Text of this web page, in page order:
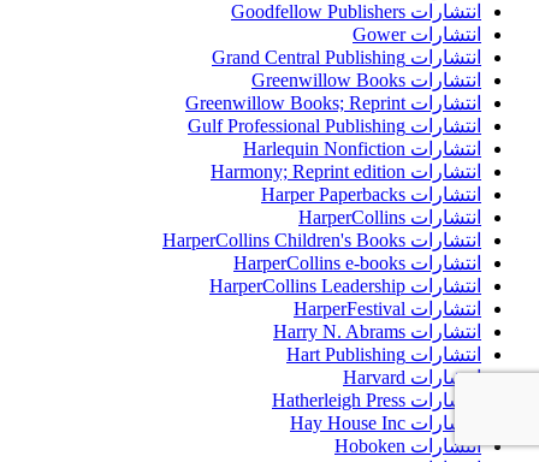
انتشارات Goodfellow Publishers
انتشارات Gower
انتشارات Grand Central Publishing
انتشارات Greenwillow Books
انتشارات Greenwillow Books; Reprint
انتشارات Gulf Professional Publishing
انتشارات Harlequin Nonfiction
انتشارات Harmony; Reprint edition
انتشارات Harper Paperbacks
انتشارات HarperCollins
انتشارات HarperCollins Children's Books
انتشارات HarperCollins e-books
انتشارات HarperCollins Leadership
انتشارات HarperFestival
انتشارات Harry N. Abrams
انتشارات Hart Publishing
انتشارات Harvard
انتشارات Hatherleigh Press
انتشارات Hay House Inc
انتشارات Hoboken